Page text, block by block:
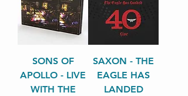
SONS OF
APOLLO - LIVE
WITH THE
SAXON - THE
EAGLE HAS
LANDED